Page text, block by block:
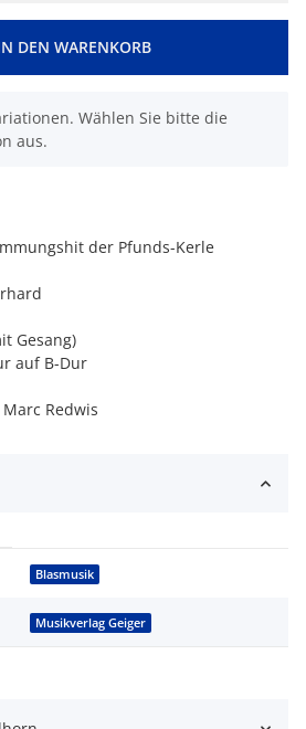
der Pfunds-Kerle
Gesang)
auf B-Dur
Redwis
DEN WARENKORB
Wählen Sie bitte die
aus.
Blasmusik
Musikverlag Geiger